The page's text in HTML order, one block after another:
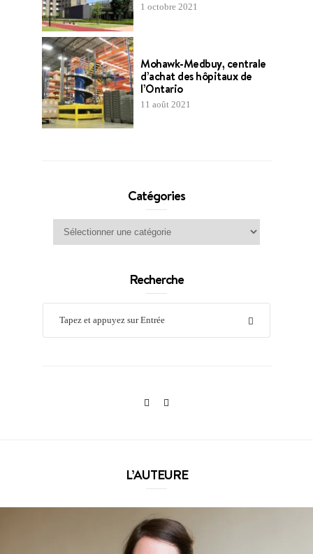
1 octobre 2021
Mohawk-Medbuy, centrale
d’achat des hôpitaux de
l’Ontario
11 août 2021
Catégories
Catégories
Recherche
L’AUTEURE